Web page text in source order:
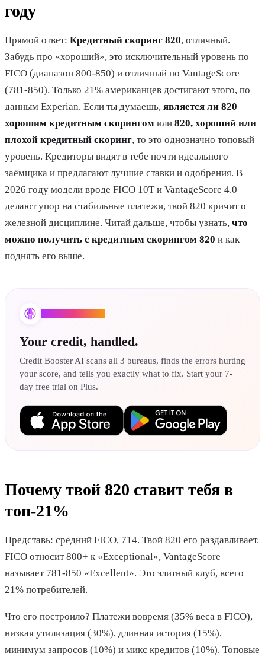
году
Прямой ответ: Кредитный скоринг 820, отличный.
Забудь про «хороший», это исключительный уровень по
FICO (диапазон 800-850) и отличный по VantageScore
(781-850). Только 21% американцев достигают этого, по
данным Experian. Если ты думаешь, является ли 820
хорошим кредитным скорингом или 820, хороший или
плохой кредитный скоринг, то это однозначно топовый
уровень. Кредиторы видят в тебе почти идеального
заёмщика и предлагают лучшие ставки и одобрения. В
2026 году модели вроде FICO 10T и VantageScore 4.0
делают упор на стабильные платежи, твой 820 кричит о
железной дисциплине. Читай дальше, чтобы узнать, что
можно получить с кредитным скорингом 820 и как
поднять его выше.
Your credit, handled.
Credit Booster AI scans all 3 bureaus, finds the errors hurting
your score, and tells you exactly what to fix. Start your 7-
day free trial on Plus.
Почему твой 820 ставит тебя в
топ-21%
Представь: средний FICO, 714. Твой 820 его раздавливает.
FICO относит 800+ к «Exceptional», VantageScore
называет 781-850 «Excellent». Это элитный клуб, всего
21% потребителей.
Что его построило? Платежи вовремя (35% веса в FICO),
низкая утилизация (30%), длинная история (15%),
минимум запросов (10%) и микс кредитов (10%). Топовые